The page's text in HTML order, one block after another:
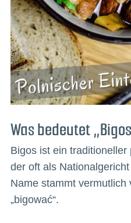
Was bedeutet
Bigos ist ein
der oft als
Name stammt
„bigować“.